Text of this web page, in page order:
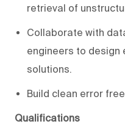
retrieval of
Collaborate with
engineers to design
solutions.
Build clean error
Qualifications